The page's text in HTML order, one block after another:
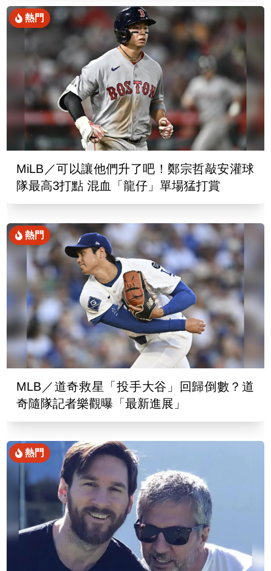
熱門
MiLB／可以讓他們升了吧！鄭宗哲敲安灌球
隊最高3打點 混血「龍仔」單場猛打賞
熱門
MLB／道奇救星「投手大谷」回歸倒數？道
奇隨隊記者樂觀曝「最新進展」
熱門